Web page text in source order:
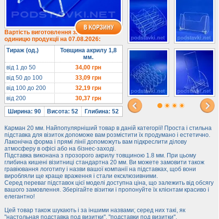
1/3 формату А4
Комбіновані
Навісні кишені
Менюхолдери
Під мобільні
Під біжутерію
Гірки та подіуми
Під косметику
Під солодке
Для хот-догів
Лототрони
Ящики з акрилу
Цінники
Засоби захисту
Інформ. стенди
Вартість виготовлення за
одиницю продукції на 07.08.2026:
Тираж (од.)
Товщина акрилу 1,8
мм.
від 1 до 50
34,00 грн
від 50 до 100
33,09 грн
від 100 до 200
32,19 грн
від 200
30,37 грн
Ширина: 90
Висота: 52 Глибина: 52
Карман 20 мм. Найпопулярніший товар в даній категорії! Проста і стильна
підставка для візиток допоможе вам розмістити їх продумано і естетично.
Лаконічна форма і прямі лінії допоможуть вам підкреслити ділову
атмосферу в офісі або на бізнес-заході.
Підставка виконана з прозорого акрилу товщиною 1.8 мм. При цьому
глибина кишені візитниці стандартна 20 мм. Ви можете замовити також
гравіювання логотипу і назви вашої компанії на підставках, щоб вони
виробляли ще краще враження і стали ексклюзивними.
Серед переваг підставок цієї моделі доступна ціна, що залежить від обсягу
вашого замовлення. Зберігайте візитки і пропонуйте їх клієнтам красиво і
елегантно!
Цей товар також шукають і за іншими назвами; серед них такі, як
"настольная подставка под визитки", "подставки под визитки".